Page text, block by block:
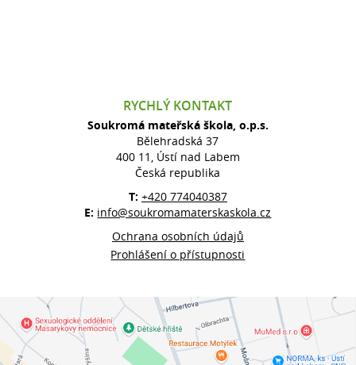
RYCHLÝ KONTAKT
Soukromá mateřská škola, o.p.s.
Bělehradská 37
400 11, Ústí nad Labem
Česká republika
T: +420 774040387
E: info@soukromamaterskaskola.cz
Ochrana osobních údajů
Prohlášení o přístupnosti